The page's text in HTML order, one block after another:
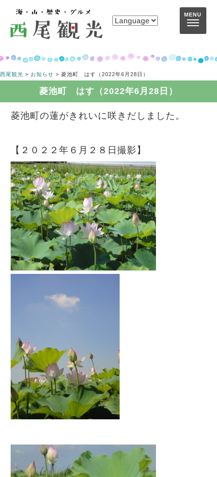
コンテンツへスキップ
西尾観光 > お知らせ > 菱池町 はす（2022年6月28日）
菱池町 はす（2022年6月28日）
菱池町の蓮がきれいに咲きだしました。
【２０２２年６月２８日撮影】
MENU